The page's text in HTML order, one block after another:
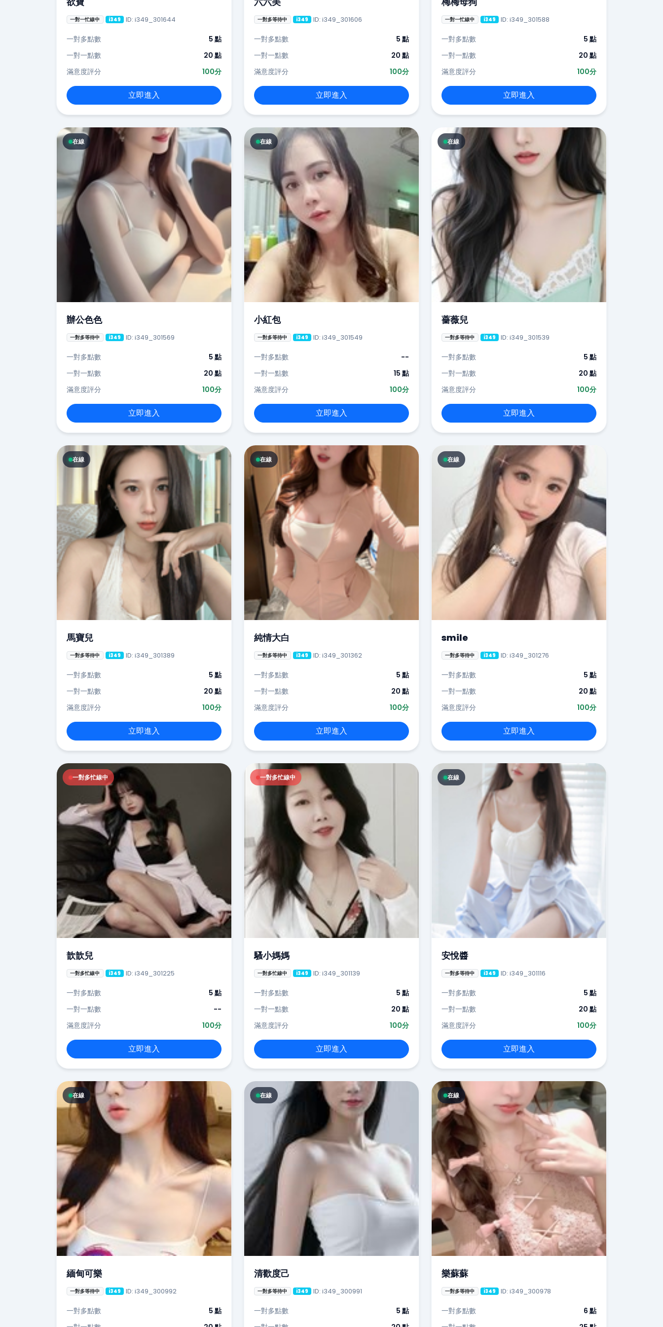
一對一忙線中 i349 ID: i349_301644
一對多點數
5 點
一對一點數
20 點
滿意度評分
100分
立即進入
一對多等待中 i349 ID: i349_301606
一對多點數
5 點
一對一點數
20 點
滿意度評分
100分
立即進入
一對一忙線中 i349 ID: i349_301588
一對多點數
5 點
一對一點數
20 點
滿意度評分
100分
立即進入
在線
辦公色色
一對多等待中 i349 ID: i349_301569
一對多點數
5 點
一對一點數
20 點
滿意度評分
100分
立即進入
在線
小紅包
一對多等待中 i349 ID: i349_301549
一對多點數
--
一對一點數
15 點
滿意度評分
100分
立即進入
在線
薔薇兒
一對多等待中 i349 ID: i349_301539
一對多點數
5 點
一對一點數
20 點
滿意度評分
100分
立即進入
在線
馬寶兒
一對多等待中 i349 ID: i349_301389
一對多點數
5 點
一對一點數
20 點
滿意度評分
100分
立即進入
在線
純情大白
一對多等待中 i349 ID: i349_301362
一對多點數
5 點
一對一點數
20 點
滿意度評分
100分
立即進入
在線
smile
一對多等待中 i349 ID: i349_301276
一對多點數
5 點
一對一點數
20 點
滿意度評分
100分
立即進入
一對多忙線中
歆歆兒
一對多忙線中 i349 ID: i349_301225
一對多點數
5 點
一對一點數
--
滿意度評分
100分
立即進入
一對多忙線中
騷小媽媽
一對多忙線中 i349 ID: i349_301139
一對多點數
5 點
一對一點數
20 點
滿意度評分
100分
立即進入
在線
安悅醬
一對多等待中 i349 ID: i349_301116
一對多點數
5 點
一對一點數
20 點
滿意度評分
100分
立即進入
在線
緬甸可樂
一對多等待中 i349 ID: i349_300992
一對多點數
5 點
在線
清歡度己
一對多等待中 i349 ID: i349_300991
一對多點數
5 點
在線
樂蘇蘇
一對多等待中 i349 ID: i349_300978
一對多點數
6 點